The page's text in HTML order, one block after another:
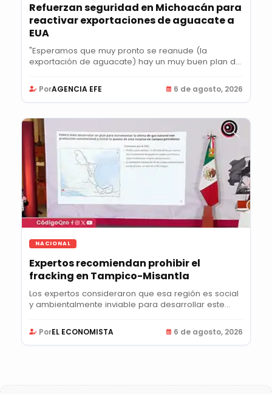
Refuerzan seguridad en Michoacán para
reactivar exportaciones de aguacate a
EUA
"Esperamos que muy pronto se reanude (la
exportación de aguacate) hay un muy buen plan de
PorAGENCIA EFE 6 de agosto, 2026
NACIONAL
Expertos recomiendan prohibir el
fracking en Tampico-Misantla
Los expertos consideraron que esa región es social
y ambientalmente inviable para desarrollar este...
PorEL ECONOMISTA 6 de agosto, 2026